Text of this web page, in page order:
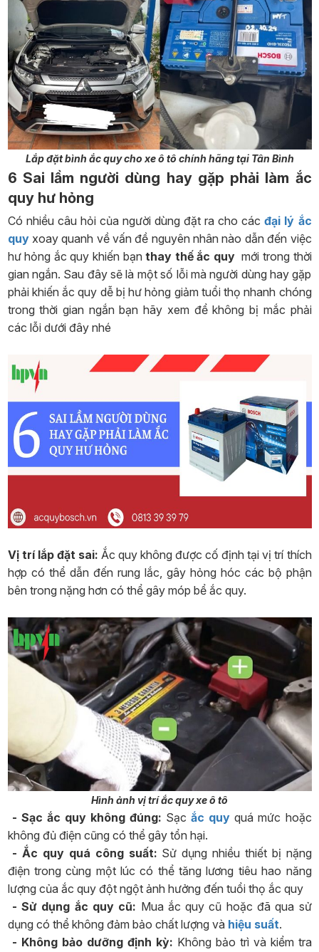
Lắp đặt bình ắc quy cho xe ô tô chính hãng tại Tân Bình
6 Sai lầm người dùng hay gặp phải làm ắc
quy hư hỏng
Có nhiều câu hỏi của người dùng đặt ra cho cácđại lý ắc
quyxoay quanh về vấn đề nguyên nhân nào dẫn đến việc
hư hỏng ắc quy khiến bạnthay thế ắc quy mới trong thời
gian ngắn. Sau đây sẽ là một số lỗi mà người dùng hay gặp
phải khiến ắc quy dễ bị hư hỏng giảm tuổi thọ nhanh chóng
trong thời gian ngắn bạn hãy xem để không bị mắc phải
các lỗi dưới đây nhé
Vị trí lắp đặt sai: Ắc quy không được cố định tại vị trí thích
hợp có thể dẫn đến rung lắc, gây hỏng hóc các bộ phận
bên trong nặng hơn có thể gây móp bể ắc quy.
Hình ảnh vị trí ắc quy xe ô tô
- Sạc ắc quy không đúng: Sạcắc quy quá mức hoặc
không đủ điện cũng có thể gây tổn hại.
- Ắc quy quá công suất: Sử dụng nhiều thiết bị nặng
điện trong cùng một lúc có thể tăng lương tiêu hao năng
lượng của ắc quy đột ngột ảnh hưởng đến tuổi thọ ắc quy
- Sử dụng ắc quy cũ: Mua ắc quy cũ hoặc đã qua sử
dụng có thể không đảm bảo chất lượng và hiệu suất.
- Không bảo dưỡng định kỳ: Không bảo trì và kiểm tra